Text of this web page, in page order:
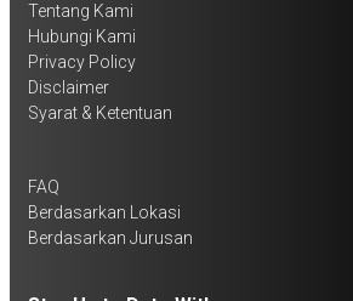
Tentang Kami
Hubungi Kami
Privacy Policy
Disclaimer
Syarat & Ketentuan
FAQ
Berdasarkan Lokasi
Berdasarkan Jurusan